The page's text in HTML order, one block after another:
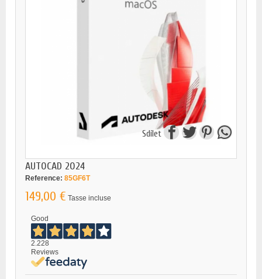
Sdílet
AUTOCAD 2024
Reference: 85GF6T
149,00 € Tasse incluse
Good
2.228
Reviews